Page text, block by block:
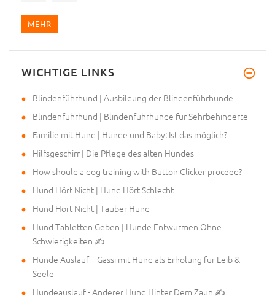
Sehr geehrte Helen, schon gest
MEHR
WICHTIGE LINKS
Blindenführhund | Ausbildung der Blindenführhunde
Blindenführhund | Blindenführhunde für Sehrbehinderte
Familie mit Hund | Hunde und Baby: Ist das möglich?
Hilfsgeschirr | Die Pflege des alten Hundes
How should a dog training with Button Clicker proceed?
Hund Hört Nicht | Hund Hört Schlecht
Hund Hört Nicht | Tauber Hund
Hund Tabletten Geben | Hunde Entwurmen Ohne
Schwierigkeiten ✍
Hunde Auslauf – Gassi mit Hund als Erholung für Leib &
Seele
Hundeauslauf - Anderer Hund Hinter Dem Zaun ✍